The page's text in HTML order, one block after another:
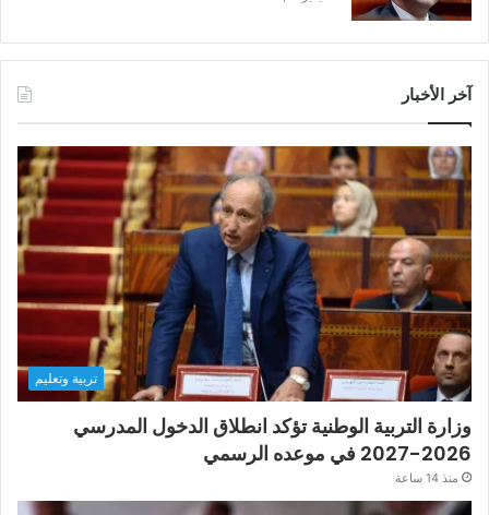
آخر الأخبار
تربية وتعليم
وزارة التربية الوطنية تؤكد انطلاق الدخول المدرسي
2026-2027 في موعده الرسمي
منذ 14 ساعة